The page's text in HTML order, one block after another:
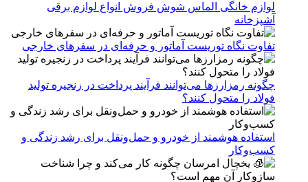
لوازم خانگی الماس شوش فروش انواع لوازم برقی
آشپزخانه
تفاوت نگاه توریست آماتور و حرفه‌ای در سفرهای خارجی
چگونه رمزارزها می‌توانند فرآیند پرداخت در زنجیره تولید
فولاد را متحول کنند؟
استفاده هوشمند از خودرو و حمل‌ونقل برای رشد زندگی و
کسب‌وکار